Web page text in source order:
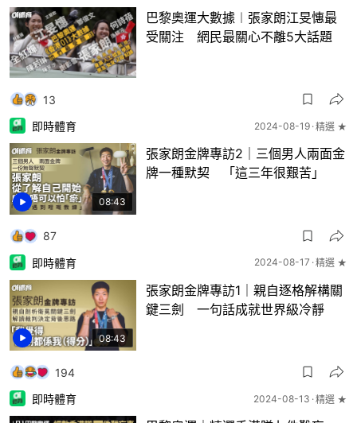
巴黎奧運大數據︱張家朗江旻憓最
受關注 網民最關心不離5大話題
13
08:43
即時體育 2024-08-19 精選 ★
張家朗金牌專訪2｜三個男人兩面金
牌一種默契 「這三年很艱苦」
87
08:43
即時體育 2024-08-17 精選 ★
張家朗金牌專訪1｜親自逐格解構關
鍵三劍 一句話成就世界級冷靜
194
即時體育
2024-08-13 精選 ★